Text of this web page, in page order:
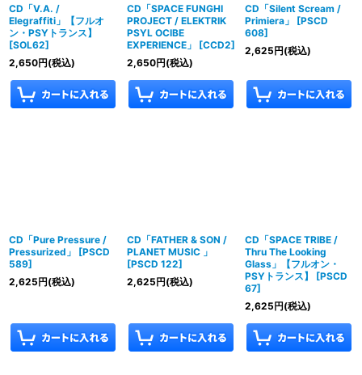
CD「V.A. /
Elegraffiti」【フルオ
ン・PSYトランス】
[SOL62]
2,650円(税込)
CD「SPACE FUNGHI
PROJECT / ELEKTRIK
PSYL OCIBE
EXPERIENCE」
[CCD2]
2,650円(税込)
CD「Silent Scream /
Primiera」
[PSCD
608]
2,625円(税込)
CD「Pure Pressure /
Pressurized」
[PSCD
589]
2,625円(税込)
CD「FATHER & SON /
PLANET MUSIC 」
[PSCD 122]
2,625円(税込)
CD「SPACE TRIBE /
Thru The Looking
Glass」【フルオン・
PSYトランス】
[PSCD
67]
2,625円(税込)